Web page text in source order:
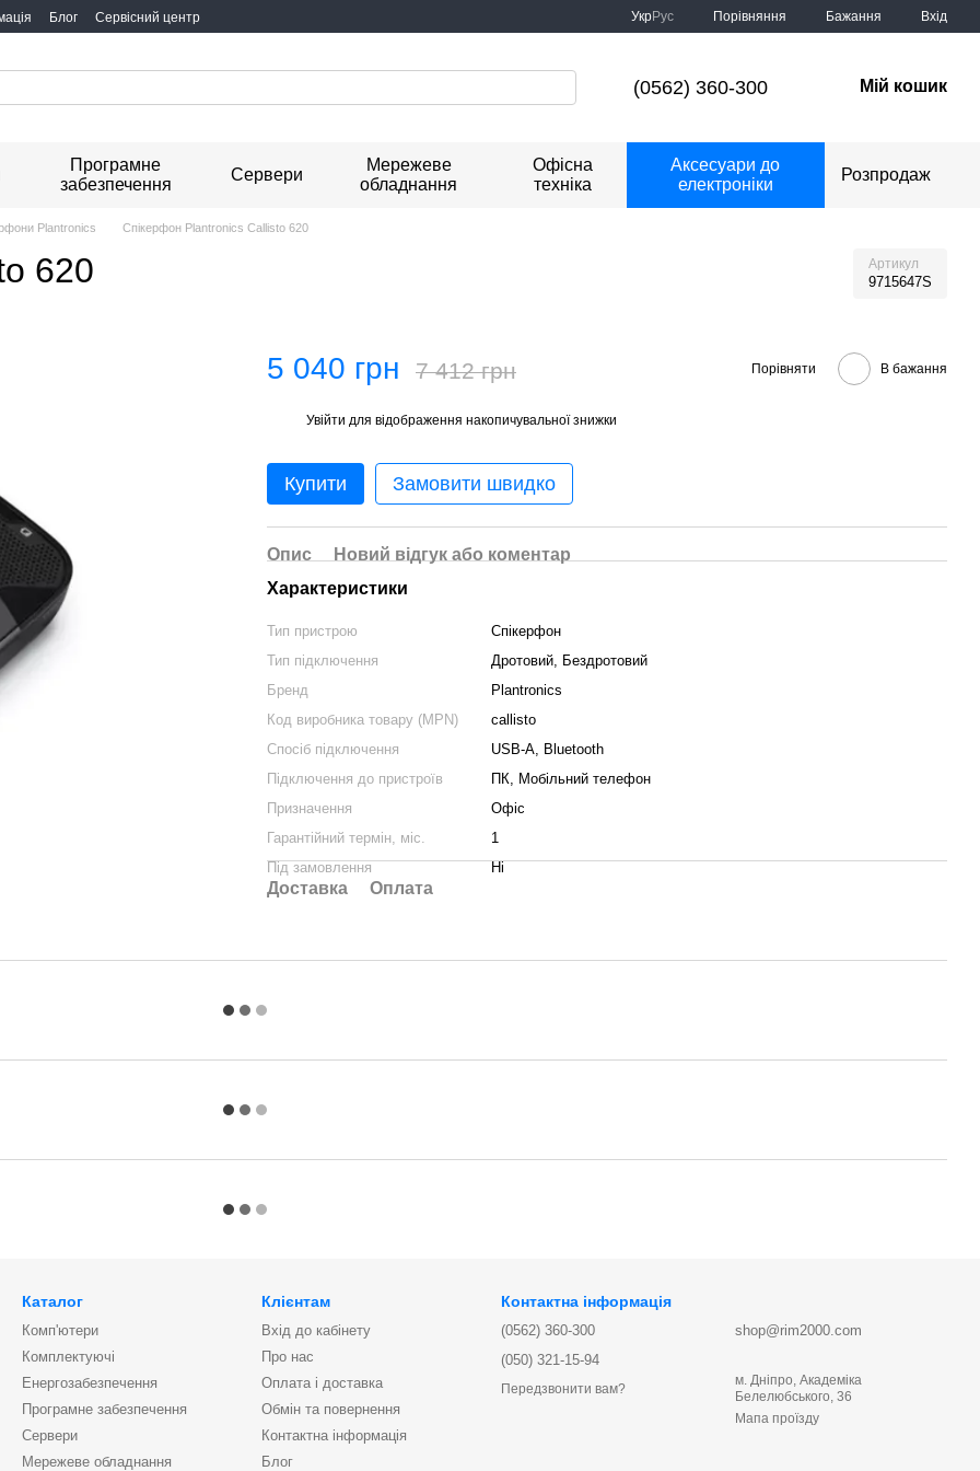
Блог Сервісний центр УкрРус Порівняння Бажання Вхід
(0562) 360-300 Мій кошик
Програмне
забезпечення
Сервери
Мережеве
обладнання
Офісна
техніка
Аксесуари до
електроніки
Розпродаж
Plantronics Спікерфон Plantronics Callisto 620
620 Артикул
9715647S
5 040 грн 7 412 грн Порівняти В бажання
Увійти для відображення накопичувальної знижки
Купити Замовити швидко
Опис
Новий відгук або коментар
Характеристики
Тип пристрою
Спікерфон
Тип підключення
Дротовий, Бездротовий
Бренд
Plantronics
Код виробника товару (MPN)
callisto
Спосіб підключення
USB-A, Bluetooth
Підключення до пристроїв
ПК, Мобільний телефон
Призначення
Офіс
Гарантійний термін, міс.
1
Під замовлення
Ні
Доставка Оплата
Каталог
Комп'ютери
Комплектуючі
Енергозабезпечення
Програмне забезпечення
Сервери
Мережеве обладнання
Клієнтам
Вхід до кабінету
Про нас
Оплата і доставка
Обмін та повернення
Контактна інформація
Блог
Контактна інформація
(0562) 360-300
(050) 321-15-94
Передзвонити вам?
shop@rim2000.com
м. Дніпро, Академіка
Белелюбського, 36
Мапа проїзду